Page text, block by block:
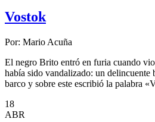
Vostok
Por: Mario Acuña
El negro Brito entró en furia cuando
había sido vandalizado: un
barco y sobre este escribió la palabra
18
ABR